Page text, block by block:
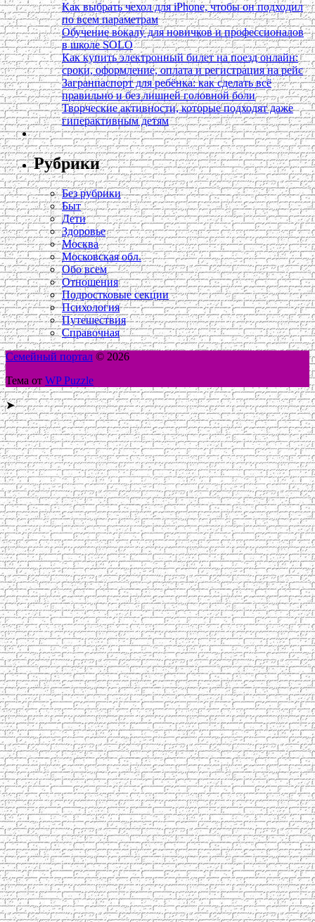
Как выбрать чехол для iPhone, чтобы он подходил
по всем параметрам
Обучение вокалу для новичков и профессионалов
в школе SOLO
Как купить электронный билет на поезд онлайн:
сроки, оформление, оплата и регистрация на рейс
Загранпаспорт для ребёнка: как сделать всё
правильно и без лишней головной боли
Творческие активности, которые подходят даже
гиперактивным детям
Рубрики
Без рубрики
Быт
Дети
Здоровье
Москва
Московская обл.
Обо всем
Отношения
Подростковые секции
Психология
Путешествия
Справочная
Семейный портал © 2026
Тема от WP Puzzle
➤